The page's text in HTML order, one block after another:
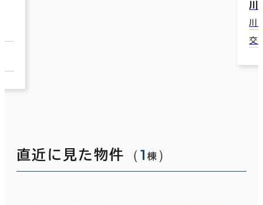
川
川
交
直近に見た物件 （1 棟 ）